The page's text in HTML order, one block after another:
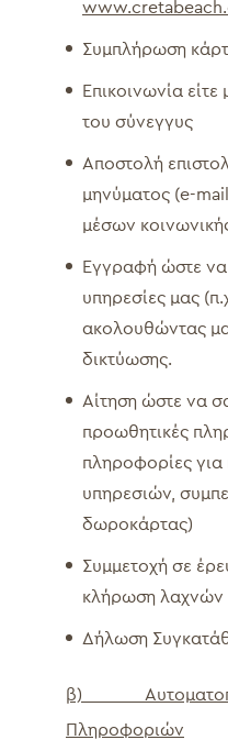
Συμπλήρωση
Επικοινωνία
του σύνεγγυς
Αποστολή
μηνύματος (e-
μέσων
Εγγραφή ώστε
υπηρεσίες μας
ακολουθώντας
δικτύωσης.
Αίτηση ώστε να
προωθητικές
πληροφορίες
υπηρεσιών,
δωροκάρτας)
Συμμετοχή σε
κλήρωση λαχνών
Δήλωση
β)
Πληροφοριών